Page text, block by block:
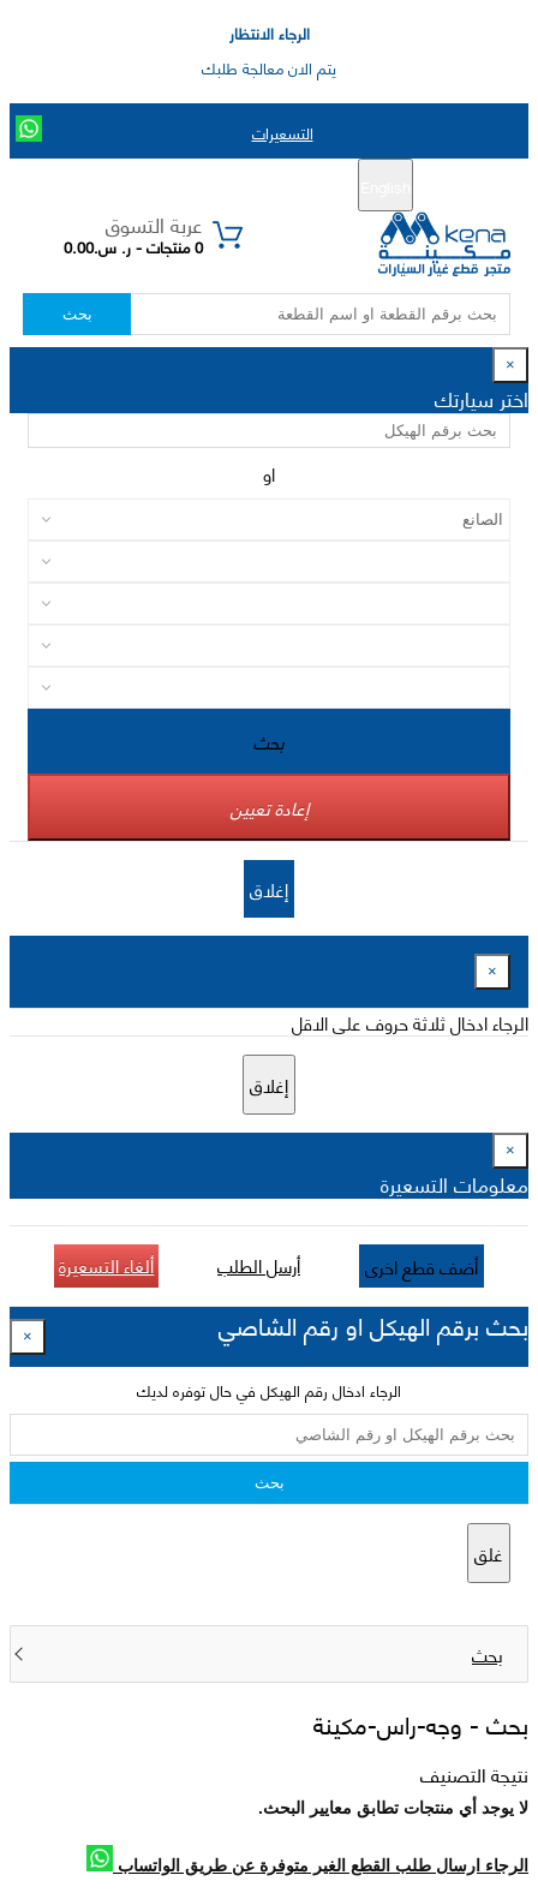
الرجاء الانتظار
يتم الان معالجة طلبك
التسعيرات
عربة التسوق
0 منتجات - ر. س.0.00
بحث
×
اختر سيارتك
او
بحث
إعادة تعيين
إغلاق
×
الرجاء ادخال ثلاثة حروف على الاقل
إغلاق
×
معلومات التسعيرة
أضف قطع اخرى أرسل الطلب ألغاء التسعيرة
بحث برقم الهيكل او رقم الشاصي ×
الرجاء ادخال رقم الهيكل في حال توفره لديك
بحث
غلق
بحث
بحث - وجه-راس-مكينة
نتيجة التصنيف
لا يوجد أي منتجات تطابق معايير البحث.
الرجاء ارسال طلب القطع الغير متوفرة عن طريق الواتساب